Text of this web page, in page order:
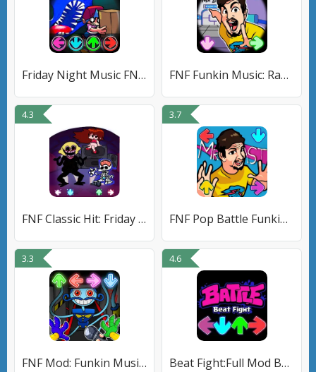
Friday Night Music FNF Funkin FNF Funkin Music: Rap Battle
4.3
FNF Classic Hit: Friday Night
3.7
FNF Pop Battle Funkin Showtime
3.3
FNF Mod: Funkin Music Battle
4.6
Beat Fight:Full Mod Battle